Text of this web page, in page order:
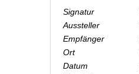
Signatur
Aussteller
Empfänger
Ort
Datum